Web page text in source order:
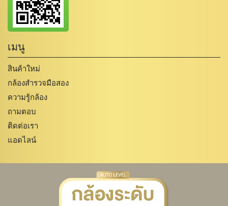
เมนู
สินค้าใหม่
กล้องสำรวจมือสอง
ความรู้กล้อง
ถามตอบ
ติดต่อเรา
แอดไลน์